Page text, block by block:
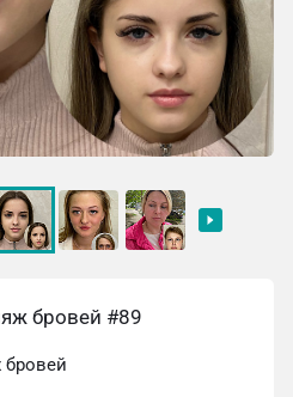
бровей #89